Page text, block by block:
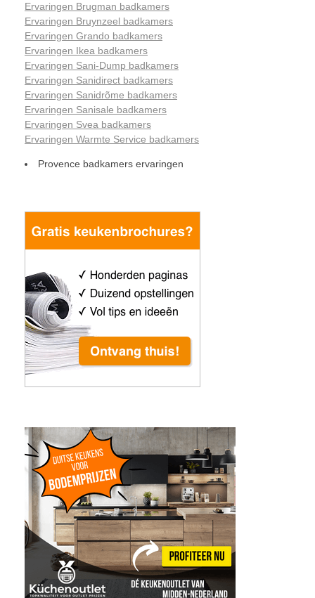
Ervaringen Brugman badkamers
Ervaringen Bruynzeel badkamers
Ervaringen Grando badkamers
Ervaringen Ikea badkamers
Ervaringen Sani-Dump badkamers
Ervaringen Sanidirect badkamers
Ervaringen Sanidrõme badkamers
Ervaringen Sanisale badkamers
Ervaringen Svea badkamers
Ervaringen Warmte Service badkamers
Provence badkamers ervaringen